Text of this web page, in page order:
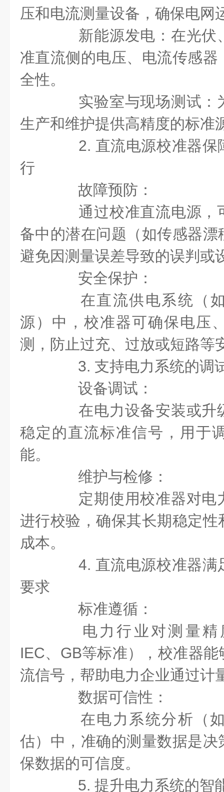
压和电流测量设备，确保电网
新能源发电：在光伏
准直流侧的电压、电流传感
全性。
实验室与现场测试：
生产和维护提供高精度的标准
2. 直流电源校准器保
行
故障预防：
通过校准直流电源，
备中的潜在问题（如传感器
避免因测量误差导致的误判或
安全保护：
在直流供电系统（如
源）中，校准器可确保电压
测，防止过充、过放或短路等
3. 支持电力系统的调
设备调试：
在电力设备安装或升
稳定的直流标准信号，用于
能。
维护与检修：
定期使用校准器对电
进行校验，确保其长期稳定
成本。
4. 直流电源校准器满
要求
标准遵循：
电力行业对测量精
IEC、GB等标准），校准器
流信号，帮助电力企业通过计
数据可信性：
在电力系统分析（如
估）中，准确的测量数据是
保数据的可信度。
5. 提升电力系统的智